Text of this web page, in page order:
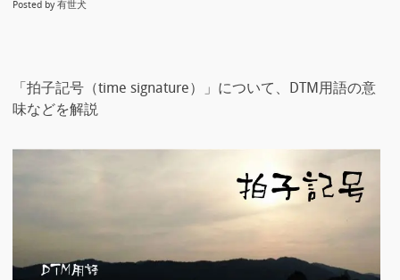
Posted by有世犬
「拍子記号（time signature）」について、DTM用語の意
味などを解説